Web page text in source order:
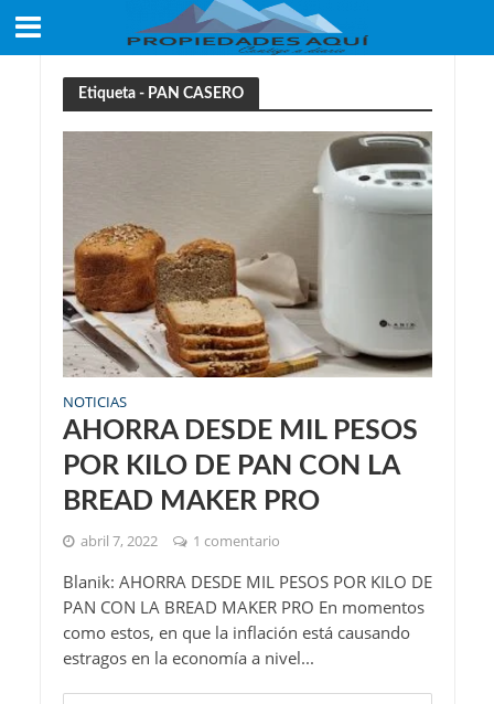
Etiqueta - PAN CASERO
NOTICIAS
AHORRA DESDE MIL PESOS
POR KILO DE PAN CON LA
BREAD MAKER PRO
abril 7, 2022 1 comentario
Blanik: AHORRA DESDE MIL PESOS POR KILO DE
PAN CON LA BREAD MAKER PRO En momentos
como estos, en que la inflación está causando
estragos en la economía a nivel...